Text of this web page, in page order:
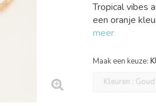
Tropical vibes
een oranje
meer
Maak een keuze:
Kleuren : Goud